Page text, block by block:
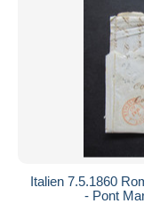
Italien 7.5.1860
- Pont